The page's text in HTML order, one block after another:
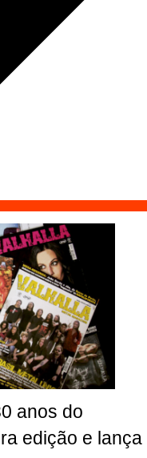
anos do
edição e lança